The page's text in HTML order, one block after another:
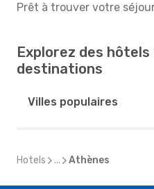
Prêt à trouver votre
Explorez des
destinations
Villes populaires
Hotels ... Athènes